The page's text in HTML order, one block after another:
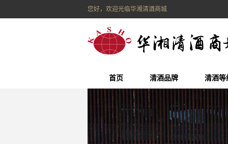
您好，欢迎光临华湘清酒商城
首页 清酒品牌 清酒等